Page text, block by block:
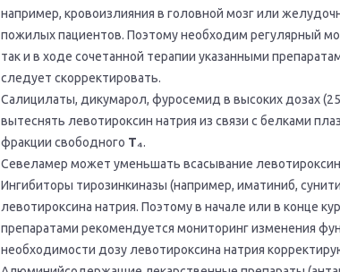
например, кровоизлияния в головной мозг или
пожилых пациентов. Поэтому необходим регулярный
так и в ходе сочетанной терапии указанными
следует скорректировать.
Салицилаты, дикумарол, фуросемид в высоких дозах
вытеснять левотироксин натрия из связи с белками
фракции свободного Т₄.
Севеламер может уменьшать всасывание
Ингибиторы тирозинкиназы (например, иматиниб,
левотироксина натрия. Поэтому в начале или в конце
препаратами рекомендуется мониторинг изменения
необходимости дозу левотироксина натрия